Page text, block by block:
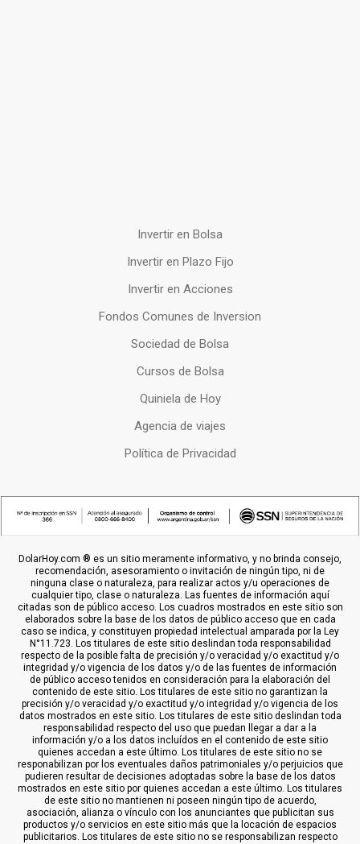
Invertir en Bolsa
Invertir en Plazo Fijo
Invertir en Acciones
Fondos Comunes de Inversion
Sociedad de Bolsa
Cursos de Bolsa
Quiniela de Hoy
Agencia de viajes
Política de Privacidad
DolarHoy.com ® es un sitio meramente informativo, y no brinda consejo,
recomendación, asesoramiento o invitación de ningún tipo, ni de
ninguna clase o naturaleza, para realizar actos y/u operaciones de
cualquier tipo, clase o naturaleza. Las fuentes de información aquí
citadas son de público acceso. Los cuadros mostrados en este sitio son
elaborados sobre la base de los datos de público acceso que en cada
caso se indica, y constituyen propiedad intelectual amparada por la Ley
N°11.723. Los titulares de este sitio deslindan toda responsabilidad
respecto de la posible falta de precisión y/o veracidad y/o exactitud y/o
integridad y/o vigencia de los datos y/o de las fuentes de información
de público acceso tenidos en consideración para la elaboración del
contenido de este sitio. Los titulares de este sitio no garantizan la
precisión y/o veracidad y/o exactitud y/o integridad y/o vigencia de los
datos mostrados en este sitio. Los titulares de este sitio deslindan toda
responsabilidad respecto del uso que puedan llegar a dar a la
información y/o a los datos incluídos en el contenido de este sitio
quienes accedan a este último. Los titulares de este sitio no se
responabilizan por los eventuales daños patrimoniales y/o perjuicios que
pudieren resultar de decisiones adoptadas sobre la base de los datos
mostrados en este sitio por quienes accedan a este último. Los titulares
de este sitio no mantienen ni poseen ningún tipo de acuerdo,
asociación, alianza o vínculo con los anunciantes que publicitan sus
productos y/o servicios en este sitio más que la locación de espacios
publicitarios. Los titulares de este sitio no se responsabilizan respecto